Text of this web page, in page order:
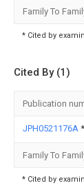
Family To
* Cited by
Cited By (1)
Publication
JPH0521176A *
Family To
* Cited by